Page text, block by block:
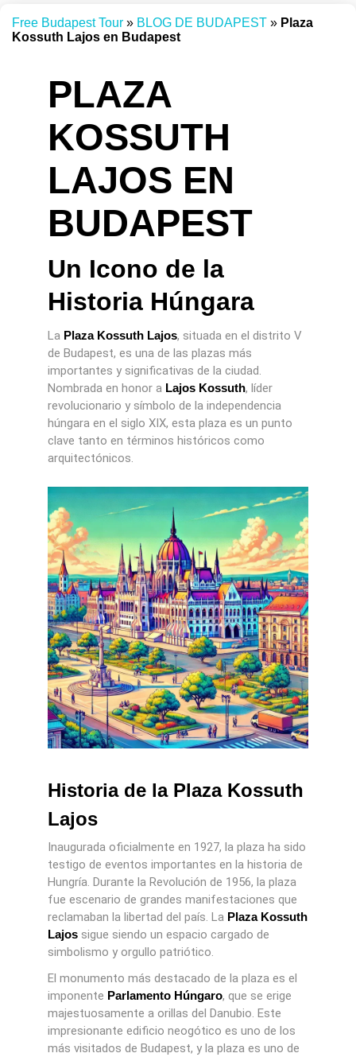
Free Budapest Tour » BLOG DE BUDAPEST » Plaza
Kossuth Lajos en Budapest
PLAZA
KOSSUTH
LAJOS EN
BUDAPEST
Un Icono de la
Historia Húngara
La Plaza Kossuth Lajos, situada en el distrito V
de Budapest, es una de las plazas más
importantes y significativas de la ciudad.
Nombrada en honor a Lajos Kossuth, líder
revolucionario y símbolo de la independencia
húngara en el siglo XIX, esta plaza es un punto
clave tanto en términos históricos como
arquitectónicos.
Historia de la Plaza Kossuth
Lajos
Inaugurada oficialmente en 1927, la plaza ha sido
testigo de eventos importantes en la historia de
Hungría. Durante la Revolución de 1956, la plaza
fue escenario de grandes manifestaciones que
reclamaban la libertad del país. La Plaza Kossuth
Lajossigue siendo un espacio cargado de
simbolismo y orgullo patriótico.
El monumento más destacado de la plaza es el
imponente Parlamento Húngaro, que se erige
majestuosamente a orillas del Danubio. Este
impresionante edificio neogótico es uno de los
más visitados de Budapest, y la plaza es uno de